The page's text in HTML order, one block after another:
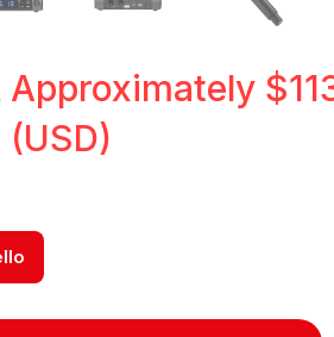
Approximately $
(USD)